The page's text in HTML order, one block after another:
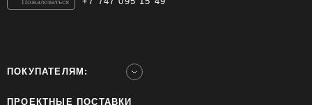
ПОКУПАТЕЛЯМ:
ПРОЕКТНЫЕ ПОСТАВКИ